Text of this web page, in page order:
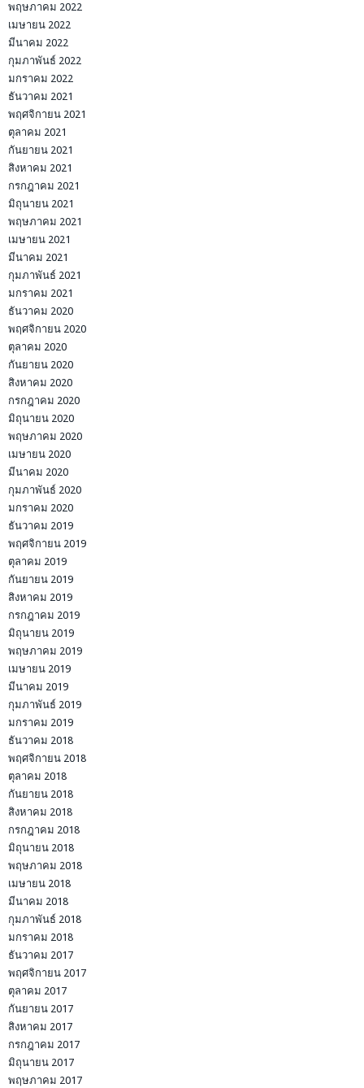
พฤษภาคม 2022
เมษายน 2022
มีนาคม 2022
กุมภาพันธ์ 2022
มกราคม 2022
ธันวาคม 2021
พฤศจิกายน 2021
ตุลาคม 2021
กันยายน 2021
สิงหาคม 2021
กรกฎาคม 2021
มิถุนายน 2021
พฤษภาคม 2021
เมษายน 2021
มีนาคม 2021
กุมภาพันธ์ 2021
มกราคม 2021
ธันวาคม 2020
พฤศจิกายน 2020
ตุลาคม 2020
กันยายน 2020
สิงหาคม 2020
กรกฎาคม 2020
มิถุนายน 2020
พฤษภาคม 2020
เมษายน 2020
มีนาคม 2020
กุมภาพันธ์ 2020
มกราคม 2020
ธันวาคม 2019
พฤศจิกายน 2019
ตุลาคม 2019
กันยายน 2019
สิงหาคม 2019
กรกฎาคม 2019
มิถุนายน 2019
พฤษภาคม 2019
เมษายน 2019
มีนาคม 2019
กุมภาพันธ์ 2019
มกราคม 2019
ธันวาคม 2018
พฤศจิกายน 2018
ตุลาคม 2018
กันยายน 2018
สิงหาคม 2018
กรกฎาคม 2018
มิถุนายน 2018
พฤษภาคม 2018
เมษายน 2018
มีนาคม 2018
กุมภาพันธ์ 2018
มกราคม 2018
ธันวาคม 2017
พฤศจิกายน 2017
ตุลาคม 2017
กันยายน 2017
สิงหาคม 2017
กรกฎาคม 2017
มิถุนายน 2017
พฤษภาคม 2017